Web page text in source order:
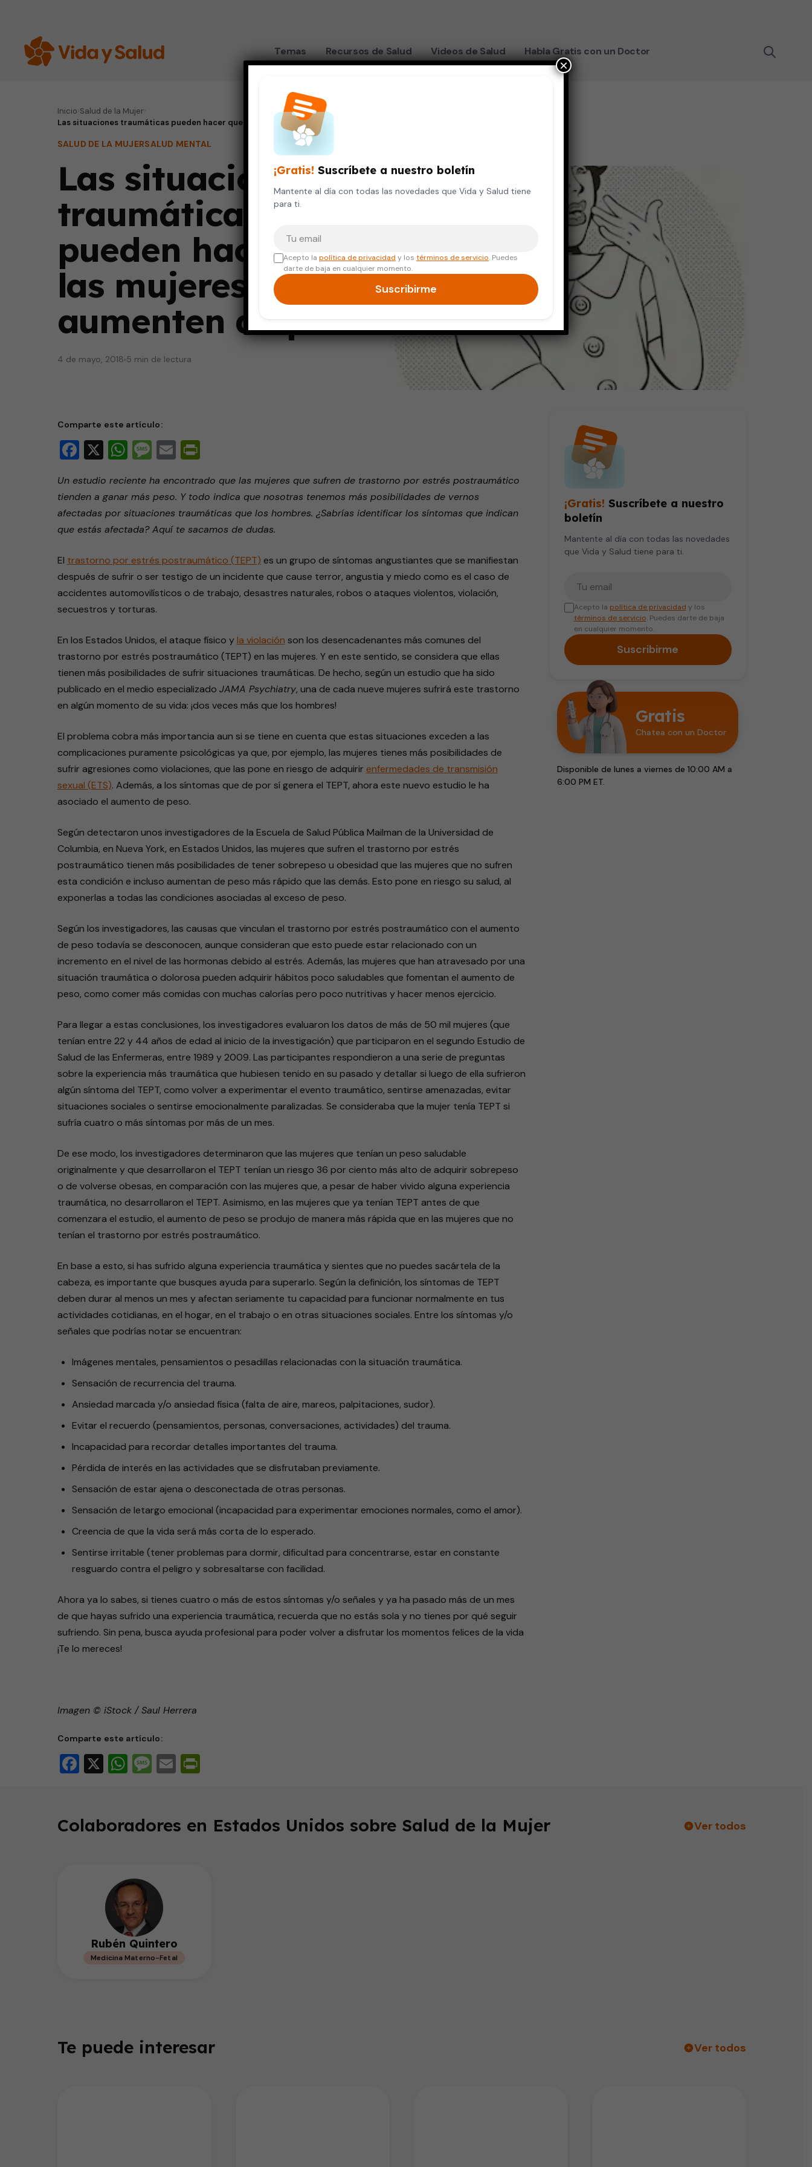
Temas Recursos de Salud Videos de Salud Habla Gratis con un Doctor
Inicio Salud de la Mujer›
Las situaciones traumáticas pueden hacer que las mujeres aumenten de peso
SALUD DE LA MUJERSALUD MENTAL
Las situaciones
traumáticas
pueden hacer que
las mujeres
aumenten de peso
4 de mayo, 2018 5 min de lectura
Comparte este artículo:
Facebook
X WhatsApp
Message
EmailPrintFriendly
Un estudio reciente ha encontrado que las mujeres que sufren de trastorno por estrés postraumático
tienden a ganar más peso. Y todo indica que nosotras tenemos más posibilidades de vernos
afectadas por situaciones traumáticas que los hombres. ¿Sabrías identificar los síntomas que indican
que estás afectada? Aquí te sacamos de dudas.
El trastorno por estrés postraumático (TEPT) es un grupo de síntomas angustiantes que se manifiestan
después de sufrir o ser testigo de un incidente que cause terror, angustia y miedo como es el caso de
accidentes automovilísticos o de trabajo, desastres naturales, robos o ataques violentos, violación,
secuestros y torturas.
En los Estados Unidos, el ataque físico yla violación son los desencadenantes más comunes del
trastorno por estrés postraumático (TEPT) en las mujeres. Y en este sentido, se considera que ellas
tienen más posibilidades de sufrir situaciones traumáticas. De hecho, según un estudio que ha sido
publicado en el medio especializado JAMA Psychiatry, una de cada nueve mujeres sufrirá este trastorno
en algún momento de su vida: ¡dos veces más que los hombres!
El problema cobra más importancia aun si se tiene en cuenta que estas situaciones exceden a las
complicaciones puramente psicológicas ya que, por ejemplo, las mujeres tienes más posibilidades de
sufrir agresiones como violaciones, que las pone en riesgo de adquirir enfermedades de transmisión
sexual (ETS). Además, a los síntomas que de por sí genera el TEPT, ahora este nuevo estudio le ha
asociado el aumento de peso.
Según detectaron unos investigadores de la Escuela de Salud Pública Mailman de la Universidad de
Columbia, en Nueva York, en Estados Unidos, las mujeres que sufren el trastorno por estrés
postraumático tienen más posibilidades de tener sobrepeso u obesidad que las mujeres que no sufren
esta condición e incluso aumentan de peso más rápido que las demás. Esto pone en riesgo su salud, al
exponerlas a todas las condiciones asociadas al exceso de peso.
Según los investigadores, las causas que vinculan el trastorno por estrés postraumático con el aumento
de peso todavía se desconocen, aunque consideran que esto puede estar relacionado con un
incremento en el nivel de las hormonas debido al estrés. Además, las mujeres que han atravesado por una
situación traumática o dolorosa pueden adquirir hábitos poco saludables que fomentan el aumento de
peso, como comer más comidas con muchas calorías pero poco nutritivas y hacer menos ejercicio.
Para llegar a estas conclusiones, los investigadores evaluaron los datos de más de 50 mil mujeres (que
tenían entre 22 y 44 años de edad al inicio de la investigación) que participaron en el segundo Estudio de
Salud de las Enfermeras, entre 1989 y 2009. Las participantes respondieron a una serie de preguntas
sobre la experiencia más traumática que hubiesen tenido en su pasado y detallar si luego de ella sufrieron
algún síntoma del TEPT, como volver a experimentar el evento traumático, sentirse amenazadas, evitar
situaciones sociales o sentirse emocionalmente paralizadas. Se consideraba que la mujer tenía TEPT si
sufría cuatro o más síntomas por más de un mes.
De ese modo, los investigadores determinaron que las mujeres que tenían un peso saludable
originalmente y que desarrollaron el TEPT tenían un riesgo 36 por ciento más alto de adquirir sobrepeso
o de volverse obesas, en comparación con las mujeres que, a pesar de haber vivido alguna experiencia
traumática, no desarrollaron el TEPT. Asimismo, en las mujeres que ya tenían TEPT antes de que
comenzara el estudio, el aumento de peso se produjo de manera más rápida que en las mujeres que no
tenían el trastorno por estrés postraumático.
En base a esto, si has sufrido alguna experiencia traumática y sientes que no puedes sacártela de la
cabeza, es importante que busques ayuda para superarlo. Según la definición, los síntomas de TEPT
deben durar al menos un mes y afectan seriamente tu capacidad para funcionar normalmente en tus
actividades cotidianas, en el hogar, en el trabajo o en otras situaciones sociales. Entre los síntomas y/o
señales que podrías notar se encuentran:
Imágenes mentales, pensamientos o pesadillas relacionadas con la situación traumática.
Sensación de recurrencia del trauma.
Ansiedad marcada y/o ansiedad física (falta de aire, mareos, palpitaciones, sudor).
Evitar el recuerdo (pensamientos, personas, conversaciones, actividades) del trauma.
Incapacidad para recordar detalles importantes del trauma.
Pérdida de interés en las actividades que se disfrutaban previamente.
Sensación de estar ajena o desconectada de otras personas.
Sensación de letargo emocional (incapacidad para experimentar emociones normales, como el amor).
Creencia de que la vida será más corta de lo esperado.
Sentirse irritable (tener problemas para dormir, dificultad para concentrarse, estar en constante
resguardo contra el peligro y sobresaltarse con facilidad.
Ahora ya lo sabes, si tienes cuatro o más de estos síntomas y/o señales y ya ha pasado más de un mes
de que hayas sufrido una experiencia traumática, recuerda que no estás sola y no tienes por qué seguir
sufriendo. Sin pena, busca ayuda profesional para poder volver a disfrutar los momentos felices de la vida
¡Te lo mereces!
Imagen © iStock / Saul Herrera
Comparte este artículo:
Facebook
X WhatsApp
Message
EmailPrintFriendly
¡Gratis! Suscríbete a nuestro
boletín
Mantente al día con todas las novedades
que Vida y Salud tiene para ti.
Acepto la política de privacidad y los
términos de servicio. Puedes darte de baja
en cualquier momento.
Suscribirme
Gratis
Chatea con un Doctor
Disponible de lunes a viernes de 10:00 AM a
6:00 PM ET.
Colaboradores en Estados Unidos sobre Salud de la Mujer Ver todos
Rubén Quintero
Medicina Materno-Fetal
Te puede interesar Ver todos
¡Gratis! Suscríbete a nuestro boletín
Mantente al día con todas las novedades que Vida y Salud tiene
para ti.
Acepto lapolítica de privacidad y lostérminos de servicio. Puedes
darte de baja en cualquier momento.
Suscribirme
×